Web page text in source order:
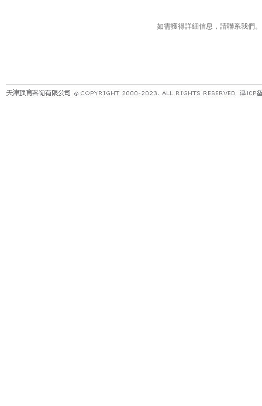
如需獲得詳細信息，請聯系我們。